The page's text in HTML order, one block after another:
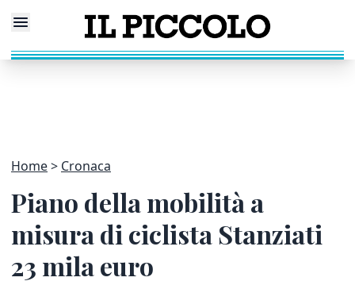
Home Cronaca
Piano della mobilità a
misura di ciclista Stanziati
23 mila euro